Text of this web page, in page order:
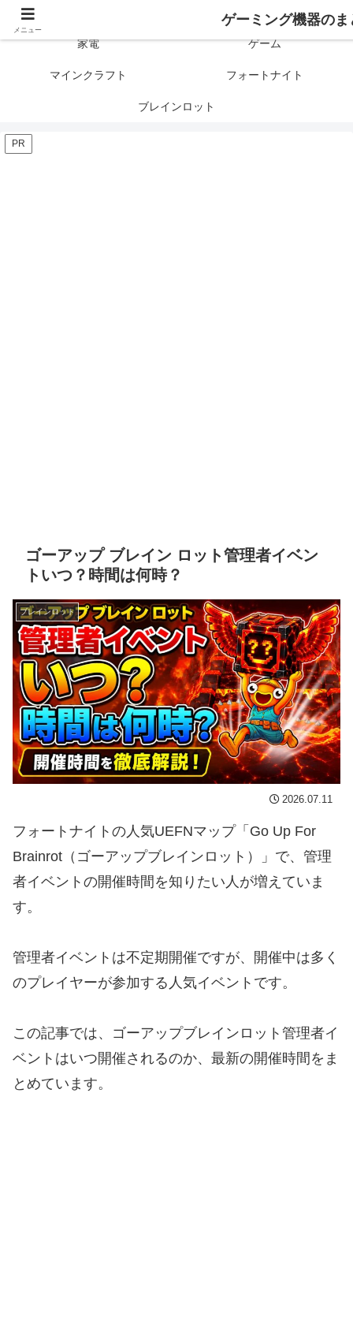
ゲーミング製品の口コミや評判と比較を紹介します！
家電 ゲーム
マインクラフト フォートナイト
ブレインロット
PR
ゴーアップ ブレイン ロット管理者イベン
トいつ？時間は何時？
ブレインロット
2026.07.11
フォートナイトの人気UEFNマップ「Go Up For
Brainrot（ゴーアップブレインロット）」で、管理
者イベントの開催時間を知りたい人が増えていま
す。
管理者イベントは不定期開催ですが、開催中は多く
のプレイヤーが参加する人気イベントです。
この記事では、ゴーアップブレインロット管理者イ
ベントはいつ開催されるのか、最新の開催時間をま
とめています。
メニュー
ゲーミング機器の